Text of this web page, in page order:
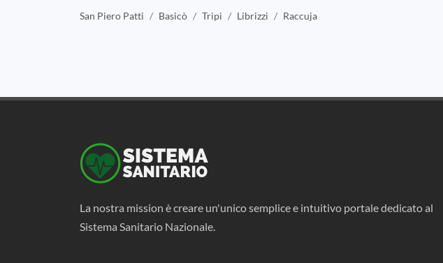
San Piero Patti
Basicò Tripi Librizzi Raccuja
La nostra mission è creare un'unico semplice e intuitivo portale dedicato al
Sistema Sanitario Nazionale.